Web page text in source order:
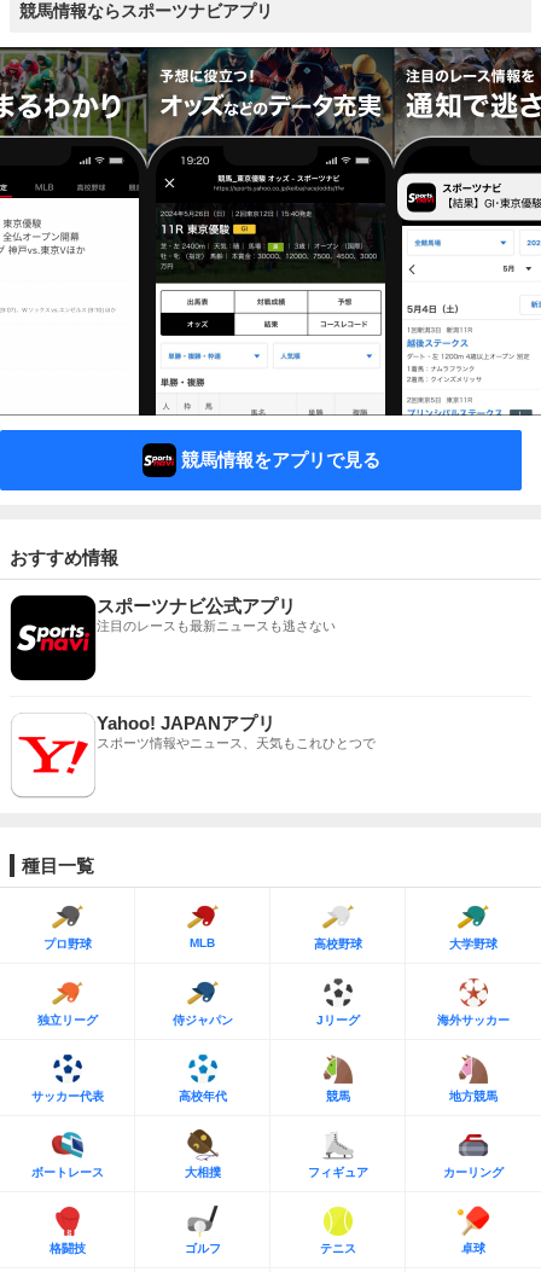
競馬情報ならスポーツナビアプリ
競馬情報をアプリで見る
おすすめ情報
スポーツナビ公式アプリ
注目のレースも最新ニュースも逃さない
Yahoo! JAPANアプリ
スポーツ情報やニュース、天気もこれひとつで
種目一覧
プロ野球 MLB 高校野球 大学野球
独立リーグ 侍ジャパン Jリーグ 海外サッカー
サッカー代表 高校年代 競馬 地方競馬
ボートレース 大相撲 フィギュア カーリング
格闘技 ゴルフ テニス 卓球